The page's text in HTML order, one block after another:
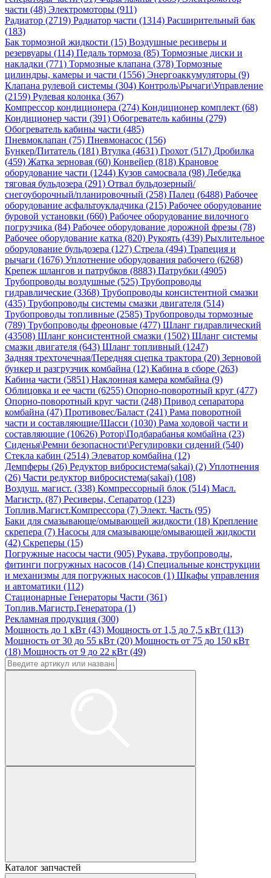
части (48) Электромоторы (911)
Радиатор (2719) Радиатор части (1314) Расширительный бак
(183)
Бак тормозной жидкости (15) Воздушные ресиверы и
резервуары (114) Педаль тормоза (85) Тормозные диски и
накладки (771) Тормозные клапана (378) Тормозные
цилиндры, камеры и части (1556) Энергоаккумуляторы (9)
Клапана рулевой системы (304) Контроль\Рычаги\Управление
(2159) Рулевая колонка (367)
Компрессор кондиционера (274) Кондиционер комплект (68)
Кондиционер части (391) Обогреватель кабины (279)
Обогреватель кабины части (485)
Пневмоклапан (75) Пневмонасос (156)
Бункер/Питатель (181) Втулка (4631) Грохот (517) Дробилка
(459) Жатка зерновая (60) Конвейер (818) Крановое
оборудование части (1244) Кузов самосвала (98) Лебедка
тяговая бульдозера (291) Отвал бульдозерный/
снегоуборочный/планировочный (258) Палец (6488) Рабочее
оборудование асфальтоукладчика (215) Рабочее оборудование
буровой установки (660) Рабочее оборудование вилочного
погрузчика (84) Рабочее оборудование дорожной фрезы (78)
Рабочее оборудование катка (820) Рукоять (439) Рыхлительное
оборудование бульдозера (127) Стрела (494) Трапеция и
рычаги (1676) Уплотнение оборудования рабочего (6268)
Крепеж шлангов и патрубков (8883) Патрубки (4905)
Трубопроводы воздушные (525) Трубопроводы
гидравлические (3368) Трубопроводы консистентной смазки
(435) Трубопроводы системы смазки двигателя (514)
Трубопроводы топливные (2585) Трубопроводы тормозные
(789) Трубопроводы фреоновые (477) Шланг гидравлический
(43508) Шланг консистентной смазки (1502) Шланг системы
смазки двигателя (643) Шланг топливный (1247)
Задняя трехточечная/Передняя сцепка трактора (20) Зерновой
бункер и разгрузчик комбайна (12) Кабина в сборе (263)
Кабина части (5851) Наклонная камера комбайна (9)
Облицовка и ее части (6255) Опорно-поворотный круг (477)
Опорно-поворотный круг части (248) Привод сепаратора
комбайна (47) Противовес/Баласт (241) Рама поворотной
части и составляющие/Шасси (1030) Рама ходовой части и
составляющие (10626) Ротор\Подбарабанья комбайна (23)
Сиденья\Ремни безопасности\Регулировки сидений (540)
Стекла кабин (2514) Элеватор комбайна (12)
Демпферы (26) Редуктор вибросистема(sakai) (2) Уплотнения
(26) Части редуктор вибросистема(sakai) (108)
Воздуш. магист. (338) Компрессорный блок (514) Масл.
Магистр. (87) Ресиверы, Сепаратор (123)
Топлив.Магист.Компрессора (7) Элект. Часть (95)
Баки для смазывающе/омывающей жидкости (18) Крепление
скрепера (7) Насосы для смазывающе/омывающей жидкости
(42) Скреперы (15)
Погружные насосы части (905) Рукава, трубопроводы,
фитинги погружных насосов (14) Специальные конструкции
и механизмы для погружных насосов (1) Шкафы управления
и автоматики (112)
Стационарные Генераторы Части (361)
Топлив.Магистр.Генератора (1)
Рекламная продукция (300)
Мощность до 1 кВт (43) Мощность от 1,5 до 7,5 кВт (113)
Мощность от 30 до 55 кВт (20) Мощность от 75 до 150 кВт
(18) Мощность от 9 до 22 кВт (49)
Каталог запчастей